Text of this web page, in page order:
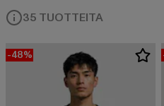
35 TUOTTEITA
-48%